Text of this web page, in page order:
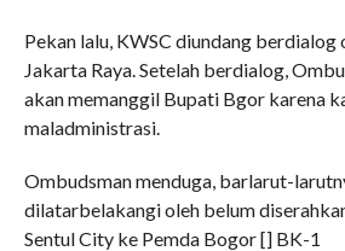
Pekan lalu, KWSC diundang berdialog
Jakarta Raya. Setelah berdialog,
akan memanggil Bupati Bgor karena
maladministrasi.
Ombudsman menduga, barlarut-
dilatarbelakangi oleh belum
Sentul City ke Pemda Bogor [] BK-1